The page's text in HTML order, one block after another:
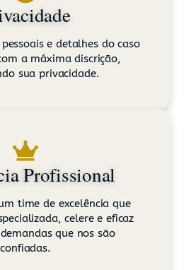
e detalhes do caso
a máxima discrição,
sua privacidade.
Profissional
time de excelência que
celere e eficaz
que nos são
confiadas.